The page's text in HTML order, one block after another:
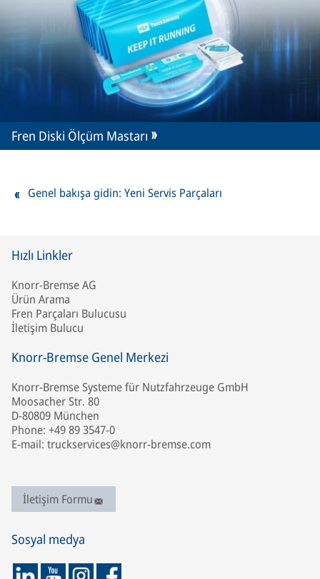
Fren Diski Ölçüm Mastarı
Genel bakışa gidin: Yeni Servis Parçaları
Hızlı Linkler
Knorr-Bremse AG
Ürün Arama
Fren Parçaları Bulucusu
İletişim Bulucu
Knorr-Bremse Genel Merkezi
Knorr-Bremse Systeme für Nutzfahrzeuge GmbH
Moosacher Str. 80
D-80809 München
Phone: +49 89 3547-0
E-mail: truckservices@knorr-bremse.com
İletişim Formu
Sosyal medya